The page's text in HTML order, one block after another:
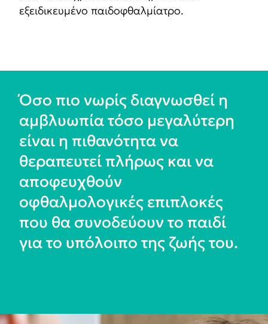
εξειδικευμένο παιδοφθαλμίατρο.
Όσο πιο νωρίς διαγνωσθεί η
αμβλυωπία τόσο μεγαλύτερη
είναι η πιθανότητα να
θεραπευτεί πλήρως και να
αποφευχθούν
οφθαλμολογικές επιπλοκές
που θα συνοδεύουν το παιδί
για το υπόλοιπο της ζωής του.